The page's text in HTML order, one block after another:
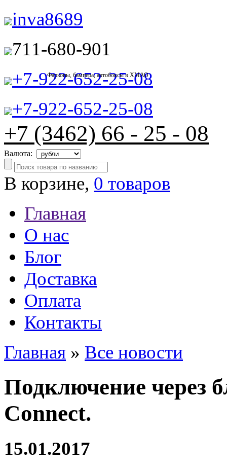
Фаркопы, бампера, автобоксы в ХМАО
inva8689
711-680-901
+7-922-652-25-08
+7-922-652-25-08
+7 (3462) 66 - 25 - 08
Валюта:
В корзине, 0 товаров
Главная
О нас
Блог
Доставка
Оплата
Контакты
Главная » Все новости
Подключение через
Connect.
15.01.2017